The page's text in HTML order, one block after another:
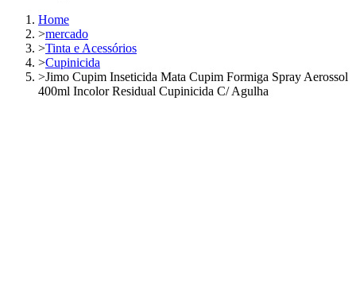
Home
>mercado
>Tinta e Acessórios
>Cupinicida
>Jimo Cupim Inseticida Mata Cupim Formiga Spray Aerossol
400ml Incolor Residual Cupinicida C/ Agulha